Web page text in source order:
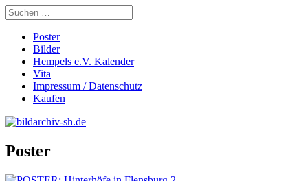
Poster
Bilder
Hempels e.V. Kalender
Vita
Impressum / Datenschutz
Kaufen
Poster